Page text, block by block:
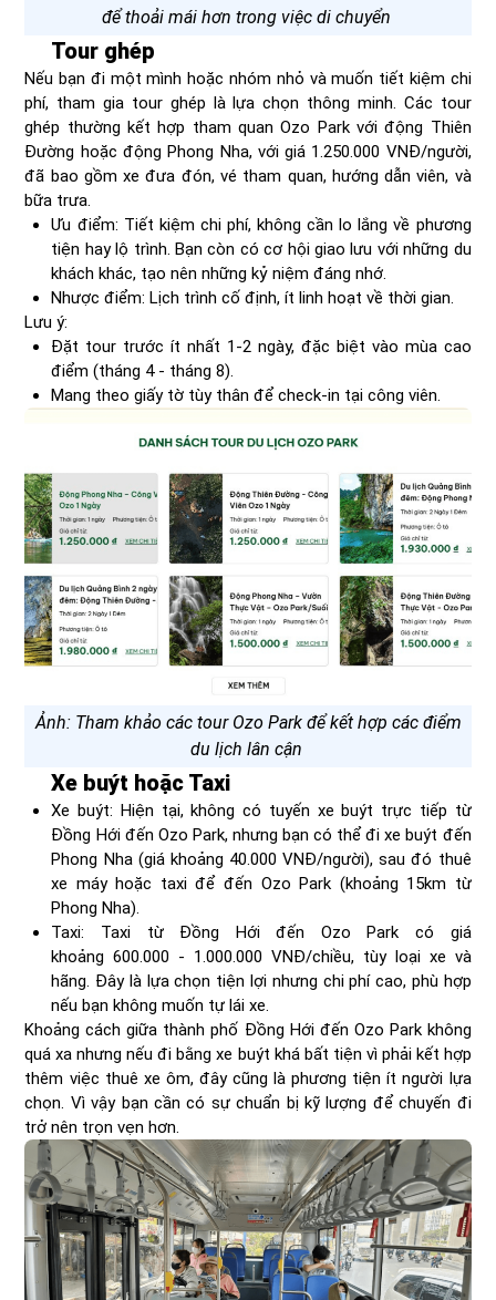
để thoải mái hơn trong việc di chuyển
Tour ghép
Nếu bạn đi một mình hoặc nhóm nhỏ và muốn tiết kiệm chi
phí, tham gia tour ghép là lựa chọn thông minh. Các tour
ghép thường kết hợp tham quan Ozo Park với động Thiên
Đường hoặc động Phong Nha, với giá 1.250.000 VNĐ/người,
đã bao gồm xe đưa đón, vé tham quan, hướng dẫn viên, và
bữa trưa.
Ưu điểm: Tiết kiệm chi phí, không cần lo lắng về phương
tiện hay lộ trình. Bạn còn có cơ hội giao lưu với những du
khách khác, tạo nên những kỷ niệm đáng nhớ.
Nhược điểm: Lịch trình cố định, ít linh hoạt về thời gian.
Lưu ý:
Đặt tour trước ít nhất 1-2 ngày, đặc biệt vào mùa cao
điểm (tháng 4 - tháng 8).
Mang theo giấy tờ tùy thân để check-in tại công viên.
Ảnh: Tham khảo các tour Ozo Park để kết hợp các điểm
du lịch lân cận
Xe buýt hoặc Taxi
Xe buýt: Hiện tại, không có tuyến xe buýt trực tiếp từ
Đồng Hới đến Ozo Park, nhưng bạn có thể đi xe buýt đến
Phong Nha (giá khoảng 40.000 VNĐ/người), sau đó thuê
xe máy hoặc taxi để đến Ozo Park (khoảng 15km từ
Phong Nha).
Taxi: Taxi từ Đồng Hới đến Ozo Park có giá
khoảng 600.000 - 1.000.000 VNĐ/chiều, tùy loại xe và
hãng. Đây là lựa chọn tiện lợi nhưng chi phí cao, phù hợp
nếu bạn không muốn tự lái xe.
Khoảng cách giữa thành phố Đồng Hới đến Ozo Park không
quá xa nhưng nếu đi bằng xe buýt khá bất tiện vì phải kết hợp
thêm việc thuê xe ôm, đây cũng là phương tiện ít người lựa
chọn. Vì vậy bạn cần có sự chuẩn bị kỹ lượng để chuyến đi
trở nên trọn vẹn hơn.